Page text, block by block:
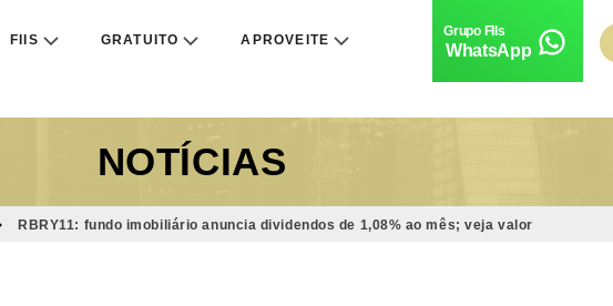
FIIS GRATUITO APROVEITE
WhatsApp
NOTÍCIAS
RBRY11: fundo imobiliário anuncia dividendos de 1,08% ao mês; veja valor